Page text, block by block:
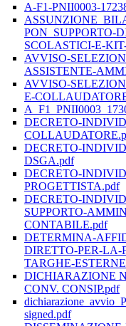
A-F1-PNII0003-
PON_SUPPORTO-
SCOLASTICI-E-
AVVISO-
ASSISTENTE-
AVVISO-
E-
DECRETO-
DECRETO-
DSGA.pdf
DECRETO-
PROGETTISTA.pdf
DECRETO-
SUPPORTO-
CONTABILE.pdf
DETERMINA-
DIRETTO-PER-
TARGHE-
DICHIARAZIONE
CONV. CONSIP.pdf
signed.pdf